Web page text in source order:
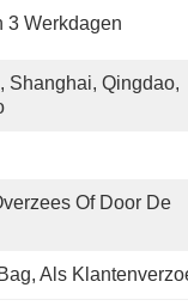
3 Werkdagen
Shanghai, Qingdao,
Of Door De
Als